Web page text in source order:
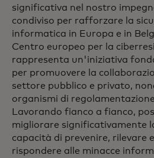
significativa nel nostro
condiviso per rafforzare la
informatica in Europa e in
Centro europeo per la
rappresenta un'iniziativa
per promuovere la
settore pubblico e privato,
organismi di
Lavorando fianco a fianco,
migliorare significativamente
capacità di prevenire, rilevare e
rispondere alle minacce